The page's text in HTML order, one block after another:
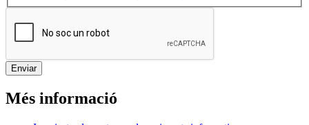
Més informació